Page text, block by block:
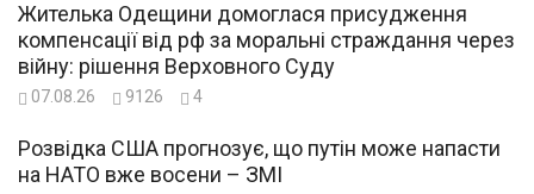
Жителька Одещини домоглася присудження
компенсації від рф за моральні страждання через
війну: рішення Верховного Суду
07.08.26 9126 4
Розвідка США прогнозує, що путін може напасти
на НАТО вже восени – ЗМІ